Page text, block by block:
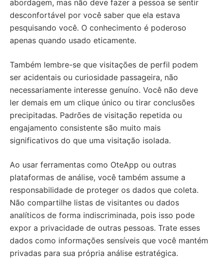
abordagem, mas não deve fazer a pessoa se sentir
desconfortável por você saber que ela estava
pesquisando você. O conhecimento é poderoso
apenas quando usado eticamente.
Também lembre-se que visitações de perfil podem
ser acidentais ou curiosidade passageira, não
necessariamente interesse genuíno. Você não deve
ler demais em um clique único ou tirar conclusões
precipitadas. Padrões de visitação repetida ou
engajamento consistente são muito mais
significativos do que uma visitação isolada.
Ao usar ferramentas como OteApp ou outras
plataformas de análise, você também assume a
responsabilidade de proteger os dados que coleta.
Não compartilhe listas de visitantes ou dados
analíticos de forma indiscriminada, pois isso pode
expor a privacidade de outras pessoas. Trate esses
dados como informações sensíveis que você mantém
privadas para sua própria análise estratégica.